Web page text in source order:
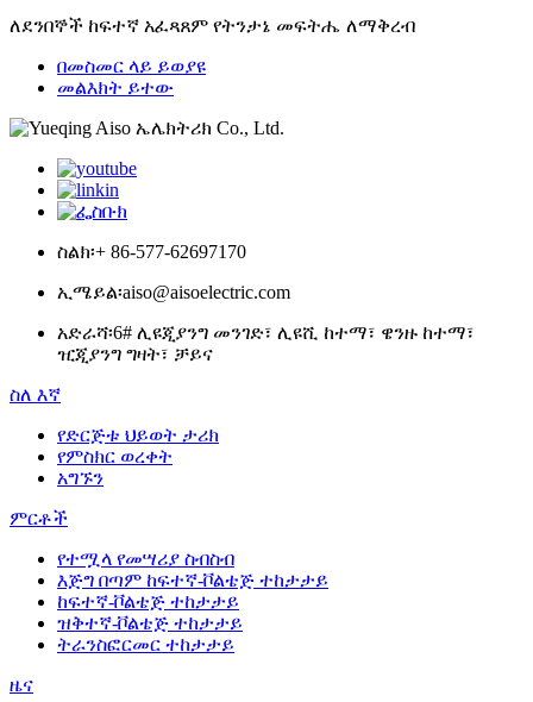
ለደንበኞች ከፍተኛ አፈጻጸም የትንታኔ መፍትሔ ለማቅረብ
በመስመር ላይ ይወያዩ
መልእክት ይተው
ስልክ፡+ 86-577-62697170
ኢሜይል፡aiso@aisoelectric.com
አድራሻ፡6# ሊዩጂያንግ መንገድ፣ ሊዩሺ ከተማ፣ ዌንዙ ከተማ፣
ዢጂያንግ ግዛት፣ ቻይና
ስለ እኛ
የድርጅቱ ህይወት ታሪክ
የምስክር ወረቀት
አግኙን
ምርቶች
የተሟላ የመሣሪያ ስብስብ
እጅግ በጣም ከፍተኛ-ቮልቴጅ ተከታታይ
ከፍተኛ-ቮልቴጅ ተከታታይ
ዝቅተኛ-ቮልቴጅ ተከታታይ
ትራንስፎርመር ተከታታይ
ዜና